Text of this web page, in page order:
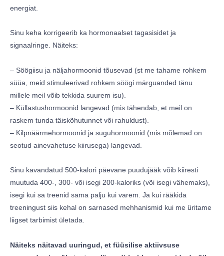
energiat.
Sinu keha korrigeerib ka hormonaalset tagasisidet ja
signaalringe. Näiteks:
– Söögiisu ja näljahormoonid tõusevad (st me tahame rohkem
süüa, meid stimuleerivad rohkem söögi märguanded tänu
millele meil võib tekkida suurem isu).
– Küllastushormoonid langevad (mis tähendab, et meil on
raskem tunda täiskõhutunnet või rahuldust).
– Kilpnäärmehormoonid ja suguhormoonid (mis mõlemad on
seotud ainevahetuse kiirusega) langevad.
Sinu kavandatud 500-kalori päevane puudujääk võib kiiresti
muutuda 400-, 300- või isegi 200-kaloriks (või isegi vähemaks),
isegi kui sa treenid sama palju kui varem. Ja kui rääkida
treeningust siis kehal on sarnased mehhanismid kui me üritame
liigset tarbimist ületada.
Näiteks näitavad uuringud, et füüsilise aktiivsuse